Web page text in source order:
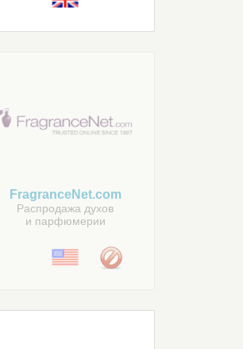
FragranceNet.com
Распродажа духов
и парфюмерии